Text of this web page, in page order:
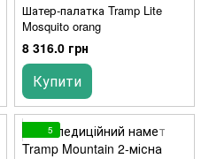
Шатер-палатка Tramp Lite
Mosquito orang
8 316.0 грн
Купити
5